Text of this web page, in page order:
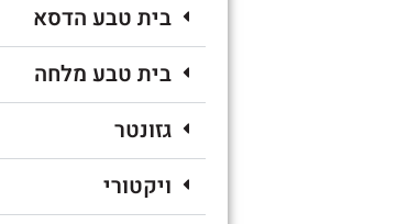
בית טבע הדסא
בית טבע מלחה
גזונטר
ויקטורי